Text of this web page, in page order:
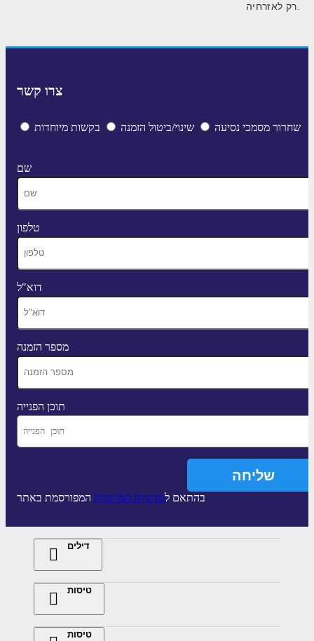
צרו קשר
שחרור מסמכי נסיעה שינוי/ביטול הזמנה בקשות מיוחדות
שם
טלפון
דוא"ל
מספר הזמנה
תוכן הפנייה
בהתאם למדיניות הפרטיות המפורסמת באתר
דילים
טיסות
טיסות